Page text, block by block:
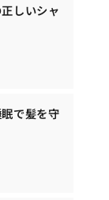
しいシャ
で髪を守